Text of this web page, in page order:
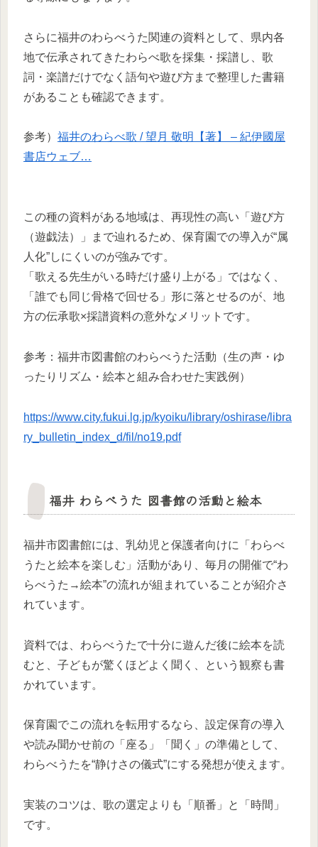
さらに福井のわらべうた関連の資料として、県内各
地で伝承されてきたわらべ歌を採集・採譜し、歌
詞・楽譜だけでなく語句や遊び方まで整理した書籍
があることも確認できます。
参考） 福井のわらべ歌 / 望月 敬明【著】 – 紀伊國屋
書店ウェブ…
この種の資料がある地域は、再現性の高い「遊び方
（遊戯法）」まで辿れるため、保育園での導入が“属
人化”しにくいのが強みです。​
「歌える先生がいる時だけ盛り上がる」ではなく、
「誰でも同じ骨格で回せる」形に落とせるのが、地
方の伝承歌×採譜資料の意外なメリットです。​
参考：福井市図書館のわらべうた活動（生の声・ゆ
ったりリズム・絵本と組み合わせた実践例）
https://www.city.fukui.lg.jp/kyoiku/library/oshirase/libra
ry_bulletin_index_d/fil/no19.pdf
福井 わらべうた 図書館の活動と絵本
福井市図書館には、乳幼児と保護者向けに「わらべ
うたと絵本を楽しむ」活動があり、毎月の開催で“わ
らべうた→絵本”の流れが組まれていることが紹介さ
れています。
資料では、わらべうたで十分に遊んだ後に絵本を読
むと、子どもが驚くほどよく聞く、という観察も書
かれています。
保育園でこの流れを転用するなら、設定保育の導入
や読み聞かせ前の「座る」「聞く」の準備として、
わらべうたを“静けさの儀式”にする発想が使えます。
実装のコツは、歌の選定よりも「順番」と「時間」
です。